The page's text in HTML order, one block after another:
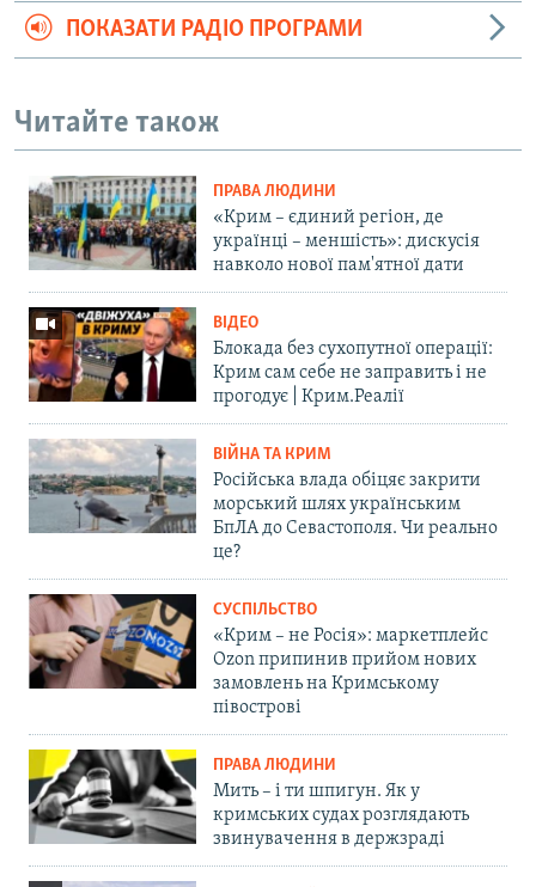
ПОКАЗАТИ РАДІО ПРОГРАМИ
Читайте також
ПРАВА ЛЮДИНИ
«Крим – єдиний регіон, де
українці – меншість»: дискусія
навколо нової пам'ятної дати
ВІДЕО
Блокада без сухопутної операції:
Крим сам себе не заправить і не
прогодує | Крим.Реалії
ВІЙНА ТА КРИМ
Російська влада обіцяє закрити
морський шлях українським
БпЛА до Севастополя. Чи реально
це?
СУСПІЛЬСТВО
«Крим – не Росія»: маркетплейс
Ozon припинив прийом нових
замовлень на Кримському
півострові
ПРАВА ЛЮДИНИ
Мить – і ти шпигун. Як у
кримських судах розглядають
звинувачення в держзраді